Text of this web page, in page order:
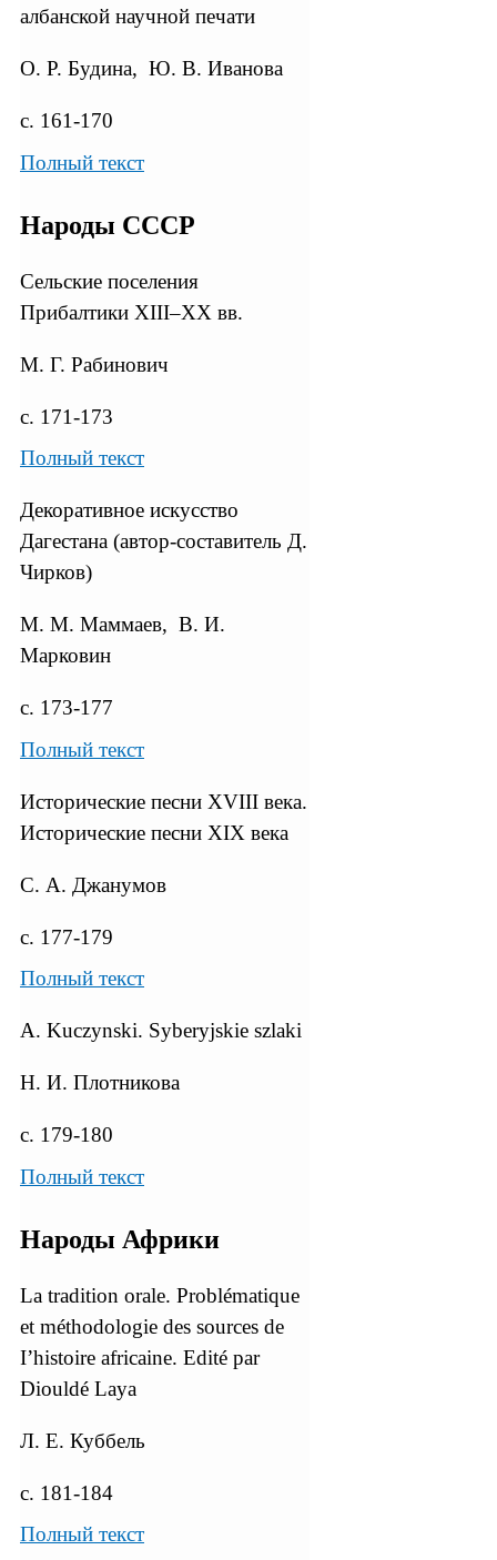
албанской научной печати
О. Р. Будина, Ю. В. Иванова
с. 161-170
Полный текст
Народы СССР
Сельские поселения
Прибалтики XIII–XX вв.
М. Г. Рабинович
с. 171-173
Полный текст
Декоративное искусство
Дагестана (автор-составитель Д.
Чирков)
М. М. Маммаев, В. И.
Марковин
с. 173-177
Полный текст
Исторические песни XVIII века.
Исторические песни XIX века
С. А. Джанумов
с. 177-179
Полный текст
A. Kuczynski. Syberyjskie szlaki
Н. И. Плотникова
с. 179-180
Полный текст
Народы Африки
La tradition orale. Problématique
et méthodologie des sources de
I’histoire africaine. Edité par
Diouldé Laya
Л. Е. Куббель
с. 181-184
Полный текст